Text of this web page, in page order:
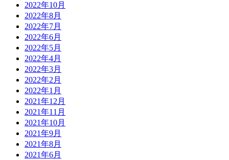
2022年10月
2022年8月
2022年7月
2022年6月
2022年5月
2022年4月
2022年3月
2022年2月
2022年1月
2021年12月
2021年11月
2021年10月
2021年9月
2021年8月
2021年6月